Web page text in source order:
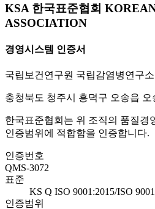
KSA 한국표준협회
ASSOCIATION
경영시스템 인증서
국립보건연구원 국립감염병연구
충청북도 청주시 흥덕구 오송읍 오
한국표준협회는 위 조직의 품질경
인증범위에 적합함을 인증합니다.
인증번호
QMS-3072
표준
KS Q ISO 9001:2015/ISO
인증범위